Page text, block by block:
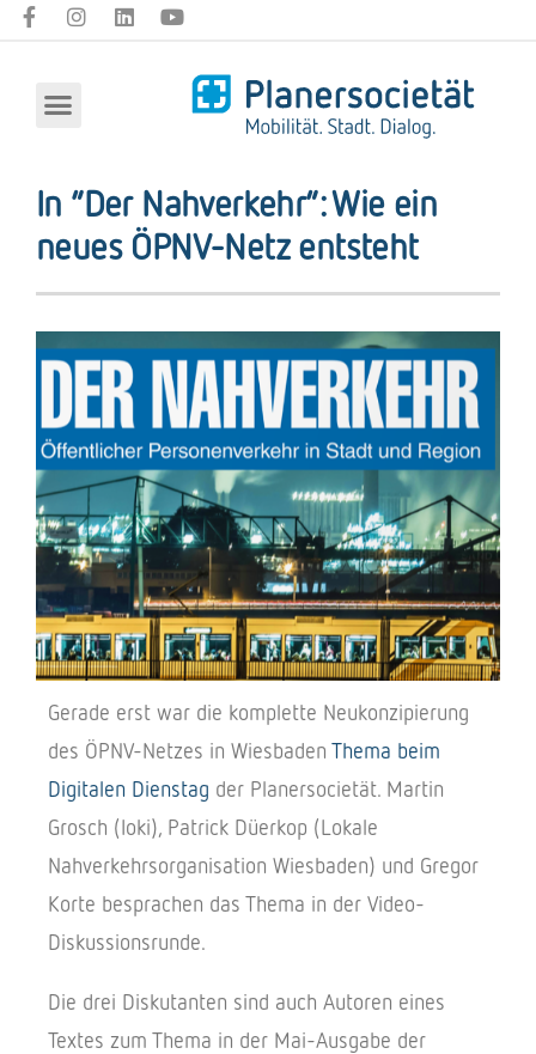
In “Der Nahverkehr”: Wie ein
neues ÖPNV-Netz entsteht
Gerade erst war die komplette Neukonzipierung
des ÖPNV-Netzes in Wiesbaden Thema beim
Digitalen Dienstag der Planersocietät. Martin
Grosch (Ioki), Patrick Düerkop (Lokale
Nahverkehrsorganisation Wiesbaden) und Gregor
Korte besprachen das Thema in der Video-
Diskussionsrunde.
Die drei Diskutanten sind auch Autoren eines
Textes zum Thema in der Mai-Ausgabe der